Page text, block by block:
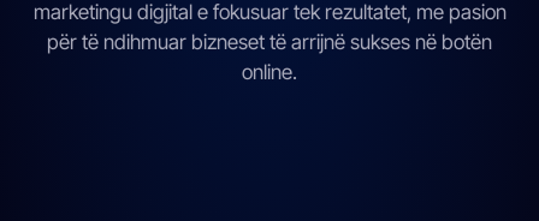
marketingu digjital e fokusuar tek rezultatet, me pasion
për të ndihmuar bizneset të arrijnë sukses në botën
online.